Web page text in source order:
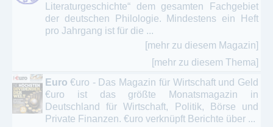
Literaturgeschichte“ dem gesamten Fachgebiet
der deutschen Philologie. Mindestens ein Heft
pro Jahrgang ist für die ...
[mehr zu diesem Magazin]
[mehr zu diesem Thema]
Euro €uro - Das Magazin für Wirtschaft und Geld
€uro ist das größte Monatsmagazin in
Deutschland für Wirtschaft, Politik, Börse und
Private Finanzen. €uro verknüpft Berichte über ...